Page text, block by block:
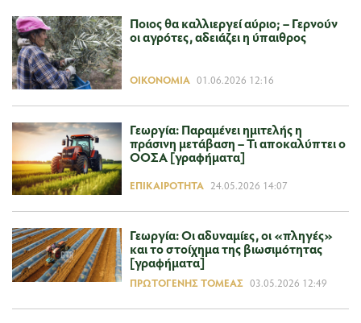
Ποιος θα καλλιεργεί αύριο; – Γερνούν
οι αγρότες, αδειάζει η ύπαιθρος
ΟΙΚΟΝΟΜΊΑ 01.06.2026 12:16
Γεωργία: Παραμένει ημιτελής η
πράσινη μετάβαση – Τι αποκαλύπτει ο
ΟΟΣΑ [γραφήματα]
ΕΠΙΚΑΙΡΌΤΗΤΑ 24.05.2026 14:07
Γεωργία: Οι αδυναμίες, οι «πληγές»
και το στοίχημα της βιωσιμότητας
[γραφήματα]
ΠΡΩΤΟΓΕΝΉΣ ΤΟΜΈΑΣ 03.05.2026 12:49